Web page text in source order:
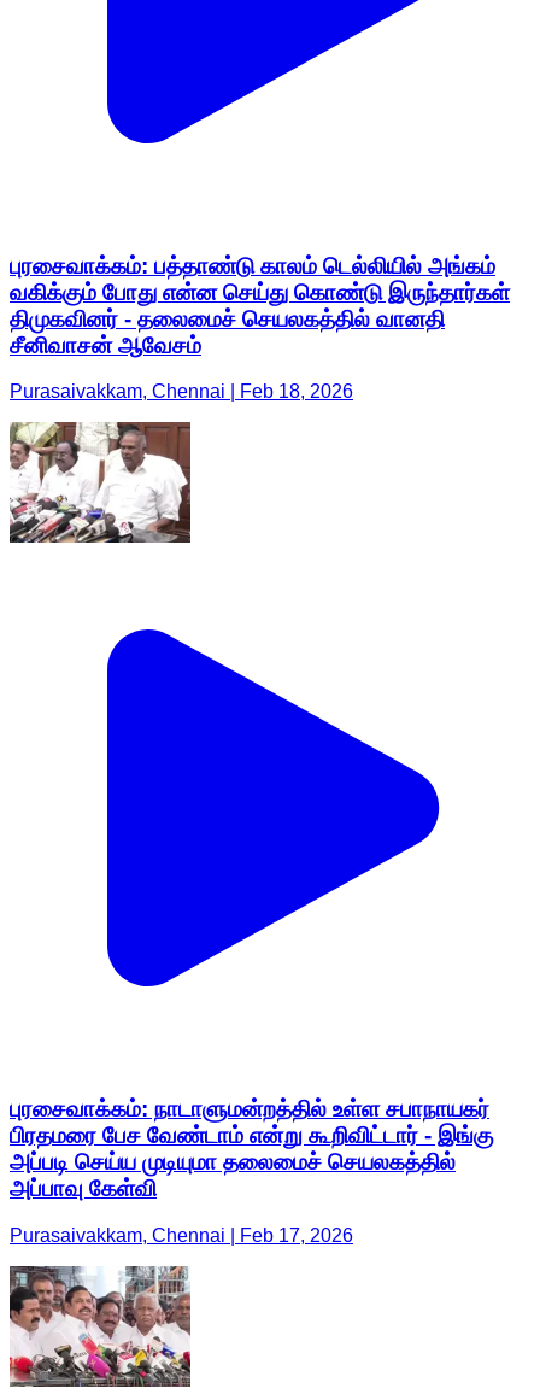
புரசைவாக்கம்: பத்தாண்டு காலம் டெல்லியில் அங்கம்
வகிக்கும் போது என்ன செய்து கொண்டு இருந்தார்கள்
திமுகவினர் - தலைமைச் செயலகத்தில் வானதி
சீனிவாசன் ஆவேசம்
Purasaivakkam, Chennai | Feb 18, 2026
புரசைவாக்கம்: நாடாளுமன்றத்தில் உள்ள சபாநாயகர்
பிரதமரை பேச வேண்டாம் என்று கூறிவிட்டார் - இங்கு
அப்படி செய்ய முடியுமா தலைமைச் செயலகத்தில்
அப்பாவு கேள்வி
Purasaivakkam, Chennai | Feb 17, 2026